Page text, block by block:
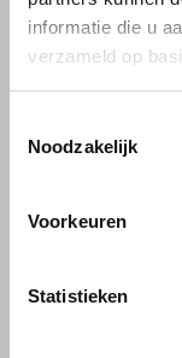
informatie die u
verzameld op
Noodzakelijk
Voorkeuren
Statistieken
Kunststof
Gekleurd plexiglas
Polycarbonaat platen
Hard PVC plaat
Dibond